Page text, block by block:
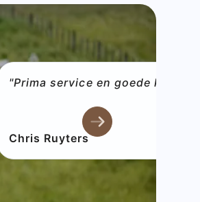
"Prima service en goede
Chris Ruyters